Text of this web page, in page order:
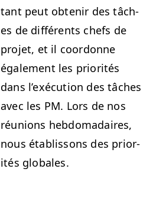
tant peut obtenir des tâch­
es de dif­férents chefs de
pro­jet, et il coor­donne
égale­ment les pri­or­ités
dans l’exé­cu­tion des tâch­es
avec les PM. Lors de nos
réu­nions heb­do­madaires,
nous étab­lis­sons des pri­or­
ités globales.